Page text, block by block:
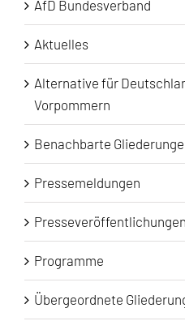
AfD Bundesverband
Aktuelles
Alternative für
Vorpommern
Benachbarte
Pressemeldungen
Presseveröffentlichungen
Programme
Übergeordnete